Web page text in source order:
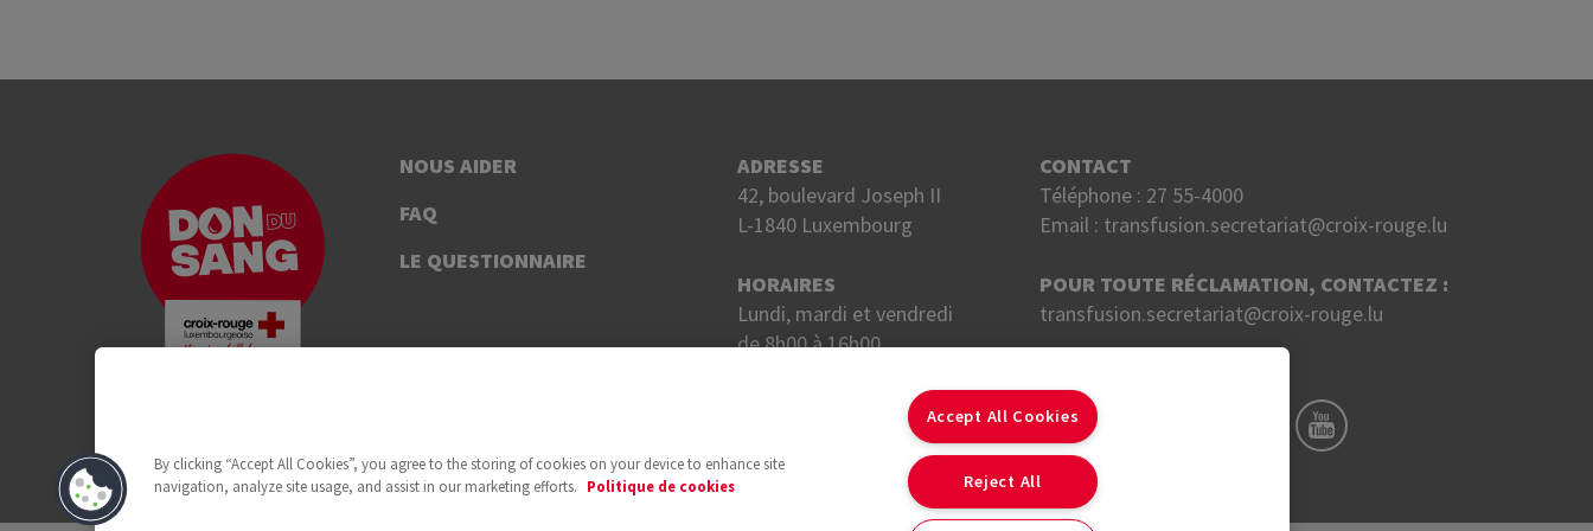
NOUS AIDER
FAQ
LE QUESTIONNAIRE
ADRESSE
42, boulevard Joseph II
L-1840 Luxembourg
HORAIRES
Lundi, mardi et vendredi
de 8h00 à 16h00.
CONTACT
Téléphone : 27 55-4000
Email : transfusion.secretariat@croix-rouge.lu
POUR TOUTE RÉCLAMATION, CONTACTEZ :
transfusion.secretariat@croix-rouge.lu
By clicking “Accept All Cookies”, you agree to the storing of cookies on your device to enhance site
navigation, analyze site usage, and assist in our marketing efforts.
Politique de cookies
Accept All Cookies
Reject All